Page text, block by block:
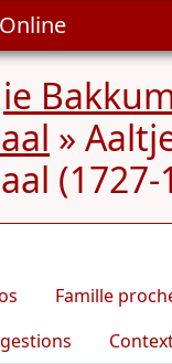
»
(1727-
Famille